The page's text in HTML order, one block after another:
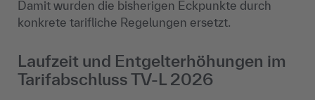
Damit wurden die bisherigen Eckpunkte durch
konkrete tarifliche Regelungen ersetzt.
Laufzeit und Entgelterhöhungen im
Tarifabschluss TV-L 2026